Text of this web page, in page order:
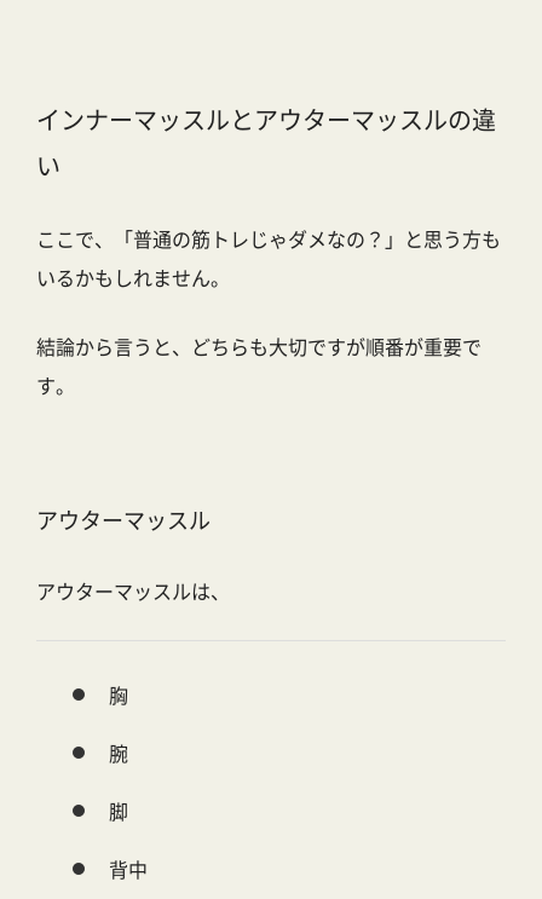
インナーマッスルとアウターマッスルの違
い
ここで、「普通の筋トレじゃダメなの？」と思う方も
いるかもしれません。
結論から言うと、 どちらも大切ですが順番が重要で
す。
アウターマッスル
アウターマッスルは、
胸
腕
脚
背中